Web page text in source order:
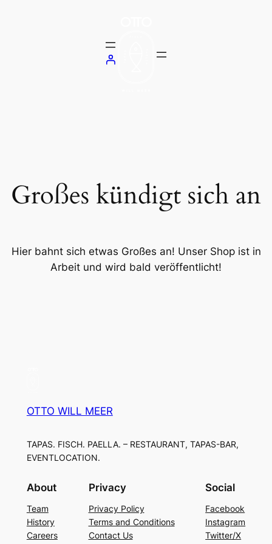
Großes kündigt sich an
Hier bahnt sich etwas Großes an! Unser Shop ist in
Arbeit und wird bald veröffentlicht!
OTTO WILL MEER
TAPAS. FISCH. PAELLA. – RESTAURANT, TAPAS-BAR,
EVENTLOCATION.
About
Team
History
Careers
Privacy
Privacy Policy
Terms and Conditions
Contact Us
Social
Facebook
Instagram
Twitter/X